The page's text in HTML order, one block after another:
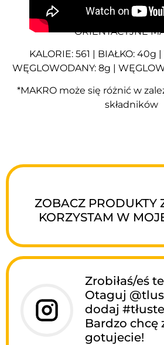
ORIENTACYJNE
KALORIE: 561 | BIAŁKO: 40g
WĘGLOWODANY: 8g |
*MAKRO może się różnić w
składników
ZOBACZ PRODUKTY
KORZYSTAM W
Zrobiłaś/eś
Otaguj
dodaj
Bardzo chcę
gotujecie!